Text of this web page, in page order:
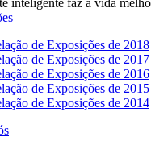
inteligente faz a vida
de Exposições de 2018
de Exposições de 2017
de Exposições de 2016
de Exposições de 2015
de Exposições de 2014